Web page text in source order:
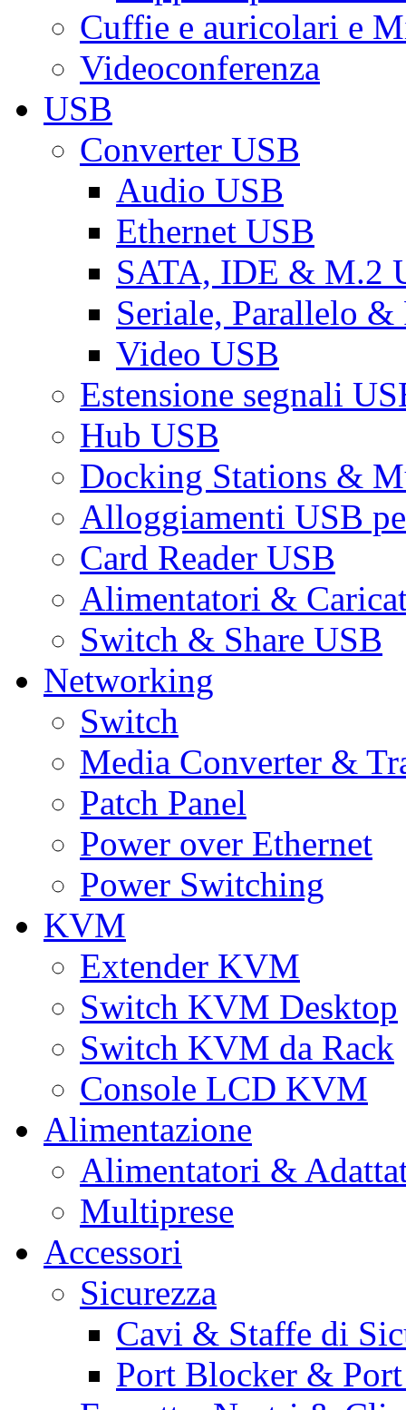
Cuffie e auricolari e
Videoconferenza
USB
Converter USB
Audio USB
Ethernet USB
SATA, IDE & M.2
Seriale, Parallelo &
Video USB
Estensione segnali
Hub USB
Docking Stations &
Alloggiamenti USB
Card Reader USB
Alimentatori &
Switch & Share USB
Networking
Switch
Media Converter &
Patch Panel
Power over Ethernet
Power Switching
KVM
Extender KVM
Switch KVM Desktop
Switch KVM da Rack
Console LCD KVM
Alimentazione
Alimentatori &
Multiprese
Accessori
Sicurezza
Cavi & Staffe di
Port Blocker &